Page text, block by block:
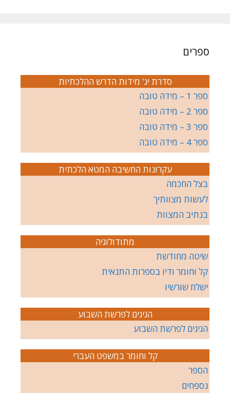
ספרים
סדרת יג' מידות הדרש ההלכתיות
ספר 1 – מידה טובה
ספר 2 – מידה טובה
ספר 3 – מידה טובה
ספר 4 – מידה טובה
עקרונות החשיבה המטא הלכתית
בצל החכמה
לעשות מצוותיך
בנתיב המצוות
מתודולוגיה
שיטה מחודשת
קל וחומר ודיו בספרות התנאית
ישלח שורשיו
הגיגים לפרשת השבוע
הגיגים לפרשת השבוע
קל וחומר במשפט העברי
הספר
נספחים